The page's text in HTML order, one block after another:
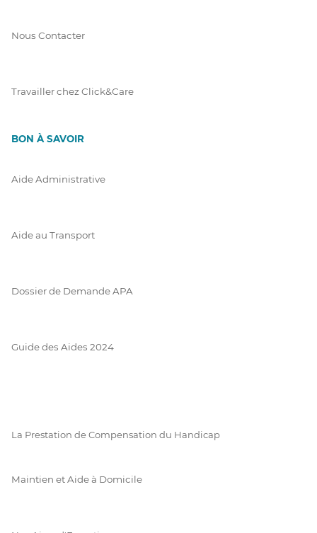
Nous Contacter
Travailler chez Click&Care
BON À SAVOIR
Aide Administrative
Aide au Transport
Dossier de Demande APA
Guide des Aides 2024
La Prestation de Compensation du Handicap
Maintien et Aide à Domicile